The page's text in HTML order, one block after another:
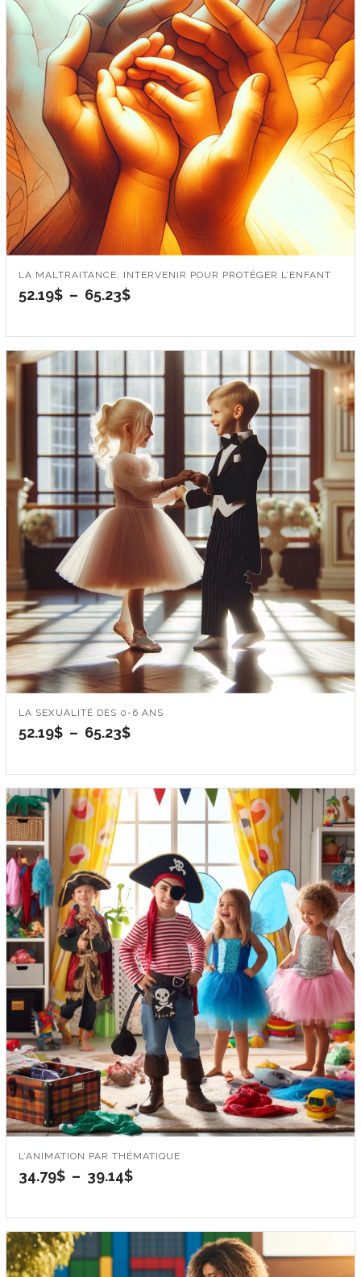
LA MALTRAITANCE, INTERVENIR POUR PROTÉGER L’ENFANT
52.19$ – 65.23$Plage
52.19$
65.23$
LA SEXUALITÉ DES 0-6 ANS
52.19$ – 65.23$Plage
52.19$
65.23$
L’ANIMATION PAR THÉMATIQUE
34.79$ – 39.14$Plage
34.79$
39.14$